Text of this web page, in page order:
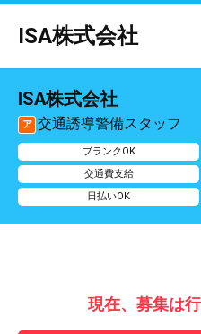
ISA株式会社
ISA株式会社
ア 交通誘導警備スタッフ
ブランクOK
交通費支給
日払いOK
現在、募集は